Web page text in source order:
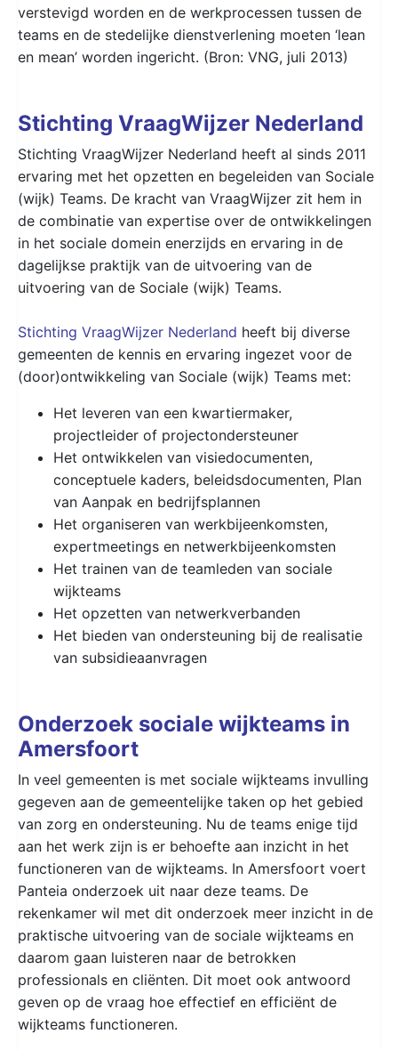
verstevigd worden en de werkprocessen tussen de
teams en de stedelijke dienstverlening moeten ‘lean
en mean’ worden ingericht. (Bron: VNG, juli 2013)
Stichting VraagWijzer Nederland
Stichting VraagWijzer Nederland heeft al sinds 2011
ervaring met het opzetten en begeleiden van Sociale
(wijk) Teams. De kracht van VraagWijzer zit hem in
de combinatie van expertise over de ontwikkelingen
in het sociale domein enerzijds en ervaring in de
dagelijkse praktijk van de uitvoering van de
uitvoering van de Sociale (wijk) Teams.
Stichting VraagWijzer Nederland heeft bij diverse
gemeenten de kennis en ervaring ingezet voor de
(door)ontwikkeling van Sociale (wijk) Teams met:
Het leveren van een kwartiermaker,
projectleider of projectondersteuner
Het ontwikkelen van visiedocumenten,
conceptuele kaders, beleidsdocumenten, Plan
van Aanpak en bedrijfsplannen
Het organiseren van werkbijeenkomsten,
expertmeetings en netwerkbijeenkomsten
Het trainen van de teamleden van sociale
wijkteams
Het opzetten van netwerkverbanden
Het bieden van ondersteuning bij de realisatie
van subsidieaanvragen
Onderzoek sociale wijkteams in
Amersfoort
In veel gemeenten is met sociale wijkteams invulling
gegeven aan de gemeentelijke taken op het gebied
van zorg en ondersteuning. Nu de teams enige tijd
aan het werk zijn is er behoefte aan inzicht in het
functioneren van de wijkteams. In Amersfoort voert
Panteia onderzoek uit naar deze teams. De
rekenkamer wil met dit onderzoek meer inzicht in de
praktische uitvoering van de sociale wijkteams en
daarom gaan luisteren naar de betrokken
professionals en cliënten. Dit moet ook antwoord
geven op de vraag hoe effectief en efficiënt de
wijkteams functioneren.